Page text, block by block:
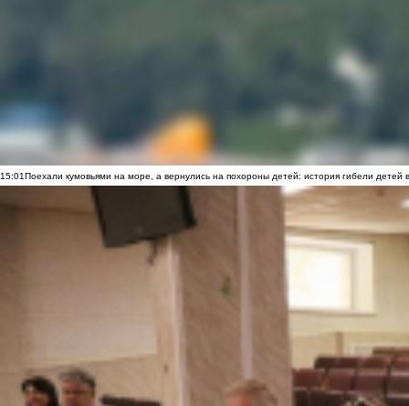
15:01Поехали кумовьями на море, а вернулись на похороны детей: история гибели детей